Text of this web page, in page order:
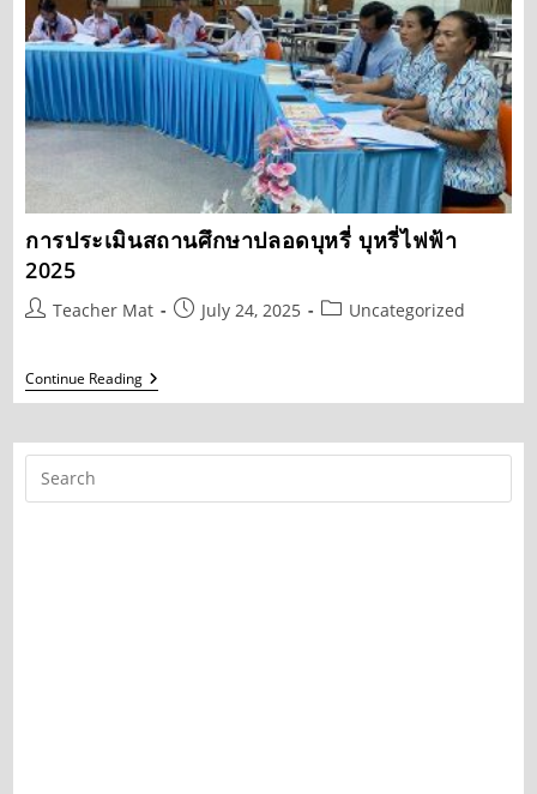
July
2025
การประเมินสถานศึกษาปลอดบุหรี่ บุหรี่ไฟฟ้า
2025
PostTeacher Mat
PostJuly 24, 2025
PostUncategorized
Continue Readingการ
ประเมิน
ปลอด